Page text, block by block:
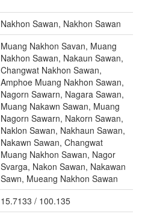
Nakhon Sawan, Nakhon Sawan
Muang Nakhon Savan, Muang
Nakhon Sawan, Nakaun Sawan,
Changwat Nakhon Sawan,
Amphoe Muang Nakhon Sawan,
Nagorn Sawarn, Nagara Sawan,
Muang Nakawn Sawan, Muang
Nagorn Sawarn, Nakorn Sawan,
Naklon Sawan, Nakhaun Sawan,
Nakawn Sawan, Changwat
Muang Nakhon Sawan, Nagor
Svarga, Nakon Sawan, Nakawan
Sawn, Mueang Nakhon Sawan
15.7133 / 100.135